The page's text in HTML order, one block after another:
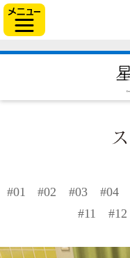
#01 #02 #03 #04
#11
#12